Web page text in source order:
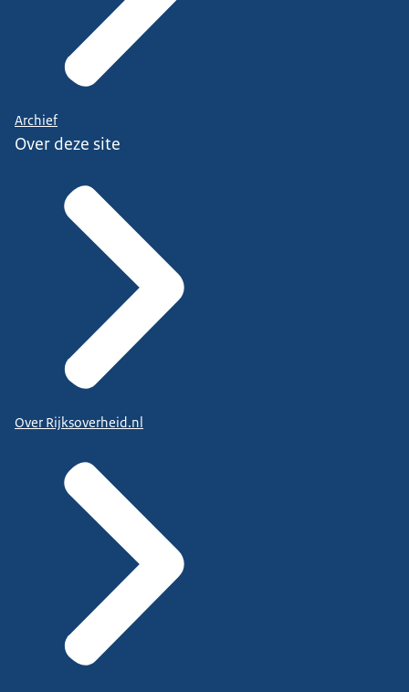
Archief
Over deze site
Over Rijksoverheid.nl